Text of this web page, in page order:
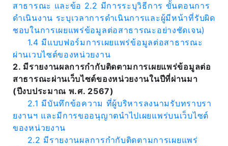
สาธารณะ และข้อ 2.2 มีการระบุวิธีการ ขั้นตอนการ
ดำเนินงาน ระบุเวลาการดำเนินการและผู้มีหน้าที่รับผิด
ชอบในการเผยแพร่ข้อมูลต่อสาธารณะอย่างชัดเจน)
1.4 มีแบบฟอร์มการเผยแพร่ข้อมูลต่อสาธารณะ
ผ่านเวบไซต์ของหน่วยงาน
2. มีรายงานผลการกำกับติดตามการเผยแพร่ข้อมูลต่อ
สาธารณะผ่านเว็บไซต์ของหน่วยงานในปีที่ผ่านมา
(ปีงบประมาณ พ.ศ. 2567)
2.1 มีบันทึกข้อความ ที่ผู้บริหารลงนามรับทราบรา
ยงานฯ และมีการขออนุญาตนำไปเผยแพร่บนเว็บไซต์
ของหน่วยงาน
2.2 มีรายงานผลการกำกับติดตามการเผยแพร่